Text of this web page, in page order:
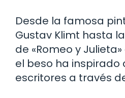
Desde la famosa
Gustav Klimt hasta
de «Romeo y
el beso ha inspirado
escritores a través